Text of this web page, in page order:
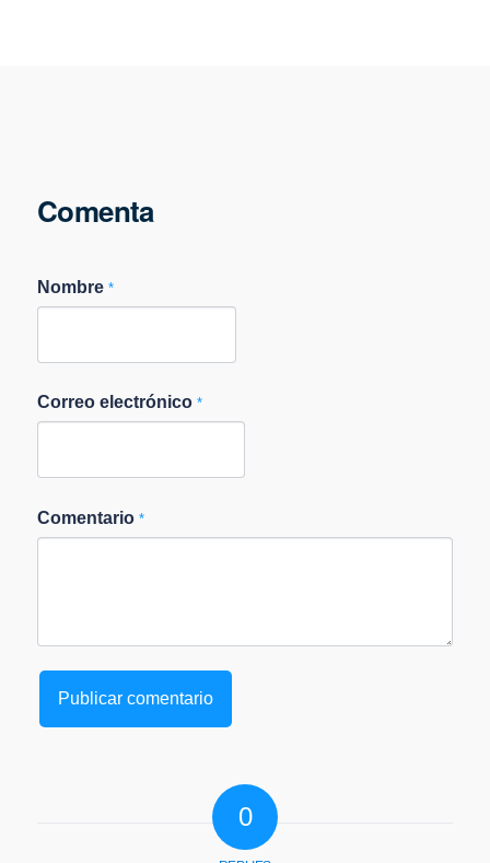
Comenta
Nombre *
Correo electrónico *
Comentario *
0